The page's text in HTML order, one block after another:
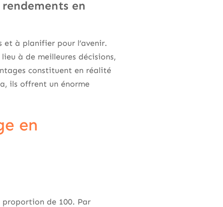
en
et à planifier pour l’avenir.
à de meilleures décisions,
constituent en réalité
ils offrent un énorme
en
proportion de 100. Par